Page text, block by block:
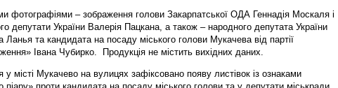
фотографіями – зображення голови Закарпатської ОДА Геннадія Москаля і
депутати України Валерія Пацкана, а також – народного депутата України
Ланья та кандидата на посаду міського голови Мукачева від партії
Івана Чубирко. Продукція не містить вихідних даних.
у місті Мукачево на вулицях зафіксовано появу листівок із ознаками